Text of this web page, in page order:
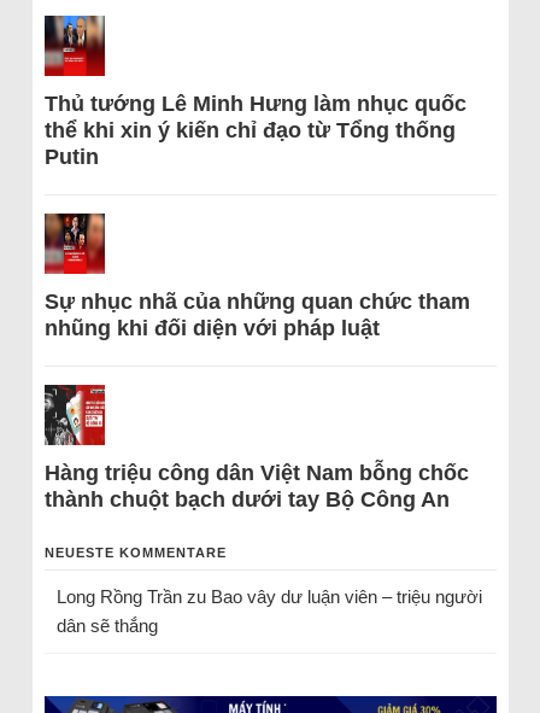
Thủ tướng Lê Minh Hưng làm nhục quốc
thể khi xin ý kiến chỉ đạo từ Tổng thống
Putin
Sự nhục nhã của những quan chức tham
nhũng khi đối diện với pháp luật
Hàng triệu công dân Việt Nam bỗng chốc
thành chuột bạch dưới tay Bộ Công An
NEUESTE KOMMENTARE
Long Rồng Trầnzu Bao vây dư luận viên – triệu người
dân sẽ thắng